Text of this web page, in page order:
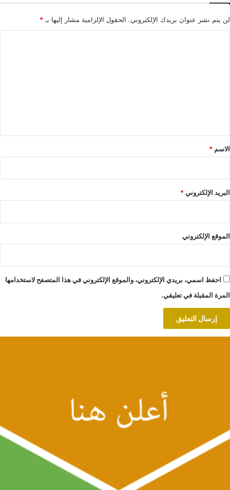
لن يتم نشر عنوان بريدك الإلكتروني. الحقول الإلزامية مشار إليها بـ *
*
الاسم *
البريد الإلكتروني*
الموقع الإلكتروني
احفظ اسمي، بريدي الإلكتروني، والموقع الإلكتروني في هذا المتصفح لاستخدامها
المرة المقبلة في تعليقي.